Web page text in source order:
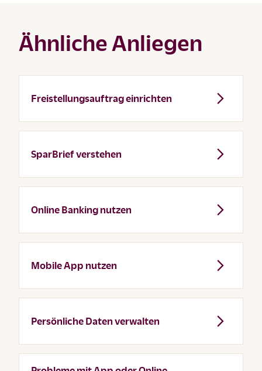
Ähnliche Anliegen
Freistellungsauftrag einrichten
SparBrief verstehen
Online Banking nutzen
Mobile App nutzen
Persönliche Daten verwalten